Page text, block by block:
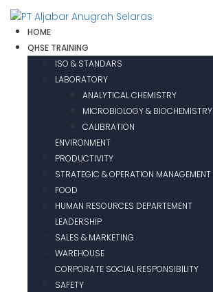
HOME
QHSE TRAINING
ISO & STANDARS
LABORATORY
ANALYTICAL CHEMISTRY
MICROBIOLOGY & BIOCHEMISTRY
CALIBRATION
ENVIRONMENT
PRODUCTIVITY
STRATEGIC & OPERATION MANAGEMENT
FOOD
HUMAN RESOURCES DEPARTEMENT
LEADERSHIP
SALES & MARKETING
WAREHOUSE
CORPORATE SOCIAL RESPONSIBILITY
SAFETY